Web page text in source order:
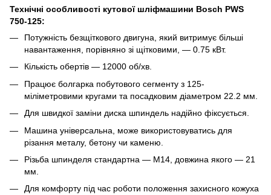
Технічні особливості кутової шліфмашини Bosch PWS
750-125:
Потужність безщіткового двигуна, який витримує більші
навантаження, порівняно зі щітковими, — 0.75 кВт.
Кількість обертів — 12000 об/хв.
Працює болгарка побутового сегменту з 125-
міліметровими кругами та посадковим діаметром 22.2 мм.
Для швидкої заміни диска шпиндель надійно фіксується.
Машина універсальна, може використовуватись для
різання металу, бетону чи каменю.
Різьба шпинделя стандартна — М14, довжина якого — 21
мм.
Для комфорту під час роботи положення захисного кожуха